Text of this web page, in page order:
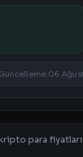
06
para